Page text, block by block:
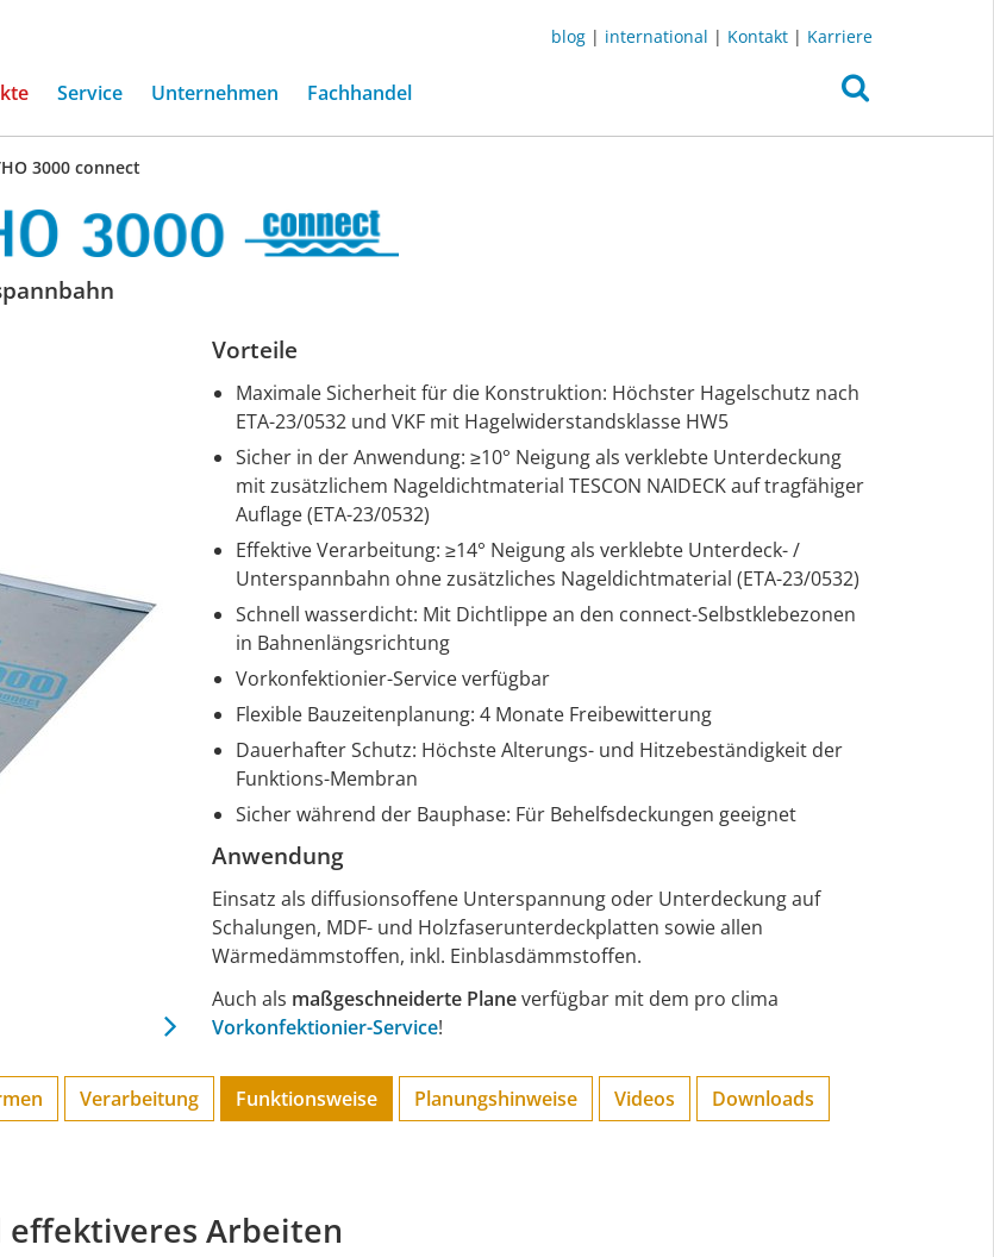
blog | international | Kontakt | Karriere
(current)
Service Unternehmen Fachhandel
3000 connect
Vorteile
Maximale Sicherheit für die Konstruktion: Höchster Hagelschutz nach
ETA-23/0532 und VKF mit Hagelwiderstandsklasse HW5
Sicher in der Anwendung: ≥10° Neigung als verklebte Unterdeckung
mit zusätzlichem Nageldichtmaterial TESCON NAIDECK auf tragfähiger
Auflage (ETA-23/0532)
Effektive Verarbeitung: ≥14° Neigung als verklebte Unterdeck- /
Unterspannbahn ohne zusätzliches Nageldichtmaterial (ETA-23/0532)
Schnell wasserdicht: Mit Dichtlippe an den connect-Selbstklebezonen
in Bahnenlängsrichtung
Vorkonfektionier-Service verfügbar
Flexible Bauzeitenplanung: 4 Monate Freibewitterung
Dauerhafter Schutz: Höchste Alterungs- und Hitzebeständigkeit der
Funktions-Membran
Sicher während der Bauphase: Für Behelfsdeckungen geeignet
Anwendung
Einsatz als diffusionsoffene Unterspannung oder Unterdeckung auf
Schalungen, MDF- und Holzfaserunterdeckplatten sowie allen
Wärmedämmstoffen, inkl. Einblasdämmstoffen.
Auch als maßgeschneiderte Planeverfügbar mit dem pro clima
Vorkonfektionier-Service!
Verarbeitung Funktions­weise Planungs­hinweise Videos
Downloads
effektiveres Arbeiten